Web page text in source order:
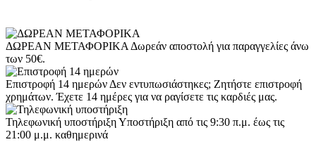
ΔΩΡΕΑΝ ΜΕΤΑΦΟΡΙΚΑ Δωρεάν αποστολή για παραγγελίες άνω
των 50€.
Επιστροφή 14 ημερών Δεν εντυπωσιάστηκες; Ζητήστε επιστροφή
χρημάτων. Έχετε 14 ημέρες για να ραγίσετε τις καρδιές μας.
Τηλεφωνική υποστήριξηΥποστήριξη από τις 9:30 π.μ. έως τις
21:00 μ.μ. καθημερινά